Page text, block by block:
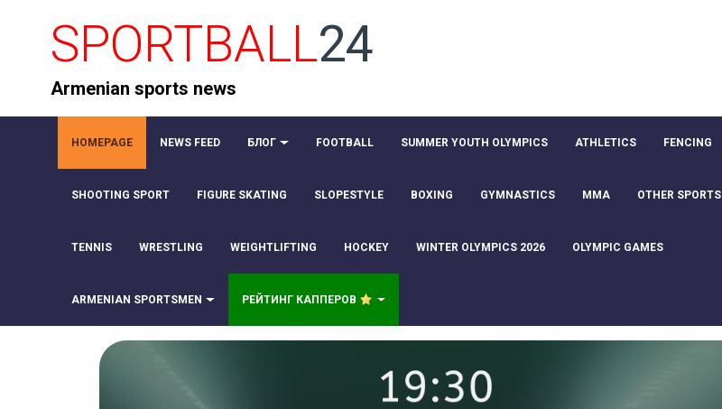
SPORTBALL24
Armenian sports news
HOMEPAGE NEWS FEED БЛОГ FOOTBALL SUMMER YOUTH OLYMPICS ATHLETICS FENCING
SHOOTING SPORT FIGURE SKATING SLOPESTYLE BOXING GYMNASTICS MMA OTHER SPORTS
TENNIS WRESTLING WEIGHTLIFTING HOCKEY WINTER OLYMPICS 2026 OLYMPIC GAMES
ARMENIAN SPORTSMEN РЕЙТИНГ КАППЕРОВ